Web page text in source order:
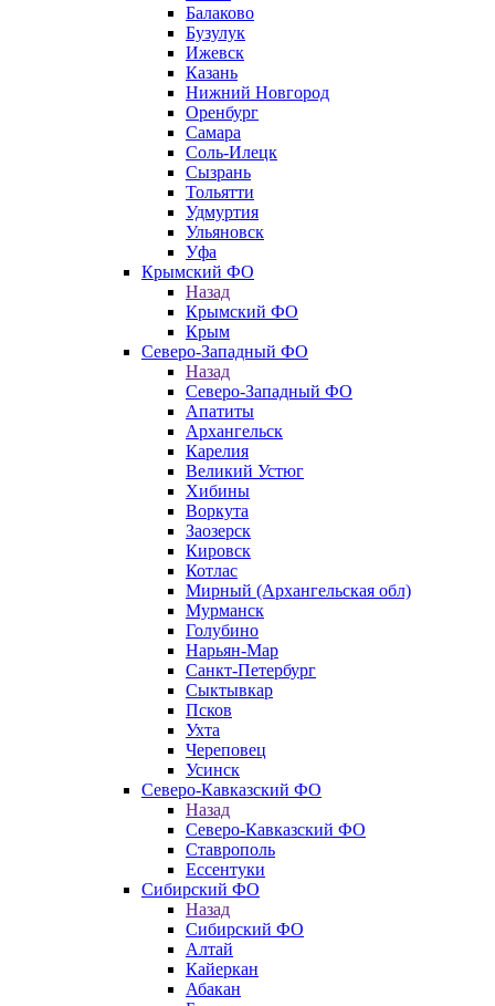
Балаково
Бузулук
Ижевск
Казань
Нижний Новгород
Оренбург
Самара
Соль-Илецк
Сызрань
Тольятти
Удмуртия
Ульяновск
Уфа
Крымский ФО
Назад
Крымский ФО
Крым
Северо-Западный ФО
Назад
Северо-Западный ФО
Апатиты
Архангельск
Карелия
Великий Устюг
Хибины
Воркута
Заозерск
Кировск
Котлас
Мирный (Архангельская обл)
Мурманск
Голубино
Нарьян-Мар
Санкт-Петербург
Сыктывкар
Псков
Ухта
Череповец
Усинск
Северо-Кавказский ФО
Назад
Северо-Кавказский ФО
Ставрополь
Ессентуки
Сибирский ФО
Назад
Сибирский ФО
Алтай
Кайеркан
Абакан